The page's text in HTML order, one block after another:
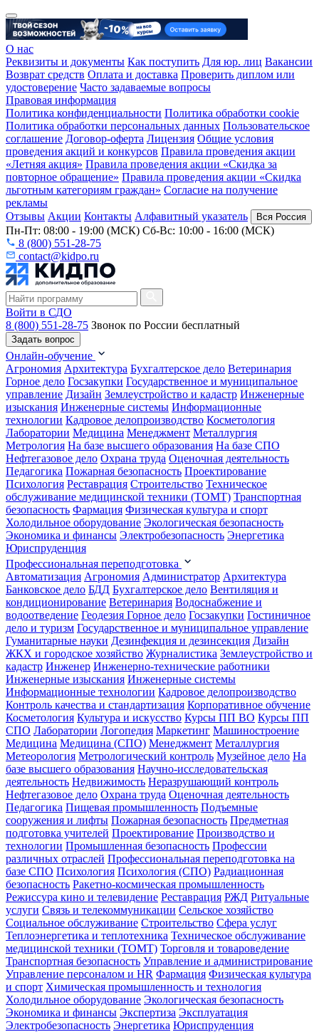
О нас
Реквизиты и документы Как поступить Для юр. лиц Вакансии
Возврат средств Оплата и доставка Проверить диплом или
удостоверение Часто задаваемые вопросы
Правовая информация
Политика конфиденциальности Политика обработки cookie
Политика обработки персональных данных Пользовательское
соглашение Договор-оферта Лицензия Общие условия
проведения акций и конкурсов Правила проведения акции
«Летняя акция» Правила проведения акции «Скидка за
повторное обращение» Правила проведения акции «Скидка
льготным категориям граждан» Согласие на получение
рекламы
Отзывы Акции Контакты Алфавитный указатель Вся Россия
Пн-Пт: 08:00 - 19:00 (МСК) Сб-Вс: 10:00 - 16:00 (МСК)
8 (800) 551-28-75
contact@kidpo.ru
Войти в СДО
8 (800) 551-28-75 Звонок по России бесплатный
Задать вопрос
Онлайн-обучение
Агрономия Архитектура Бухгалтерское дело Ветеринария
Горное дело Госзакупки Государственное и муниципальное
управление Дизайн Землеустройство и кадастр Инженерные
изыскания Инженерные системы Информационные
технологии Кадровое делопроизводство Косметология
Лаборатории Медицина Менеджмент Металлургия
Метрология На базе высшего образования На базе СПО
Нефтегазовое дело Охрана труда Оценочная деятельность
Педагогика Пожарная безопасность Проектирование
Психология Реставрация Строительство Техническое
обслуживание медицинской техники (ТОМТ) Транспортная
безопасность Фармация Физическая культура и спорт
Холодильное оборудование Экологическая безопасность
Экономика и финансы Электробезопасность Энергетика
Юриспруденция
Профессиональная переподготовка
Автоматизация Агрономия Администратор Архитектура
Банковское дело БДД Бухгалтерское дело Вентиляция и
кондиционирование Ветеринария Водоснабжение и
водоотведение Геодезия Горное дело Госзакупки Гостиничное
дело и туризм Государственное и муниципальное управление
Гуманитарные науки Дезинфекция и дезинсекция Дизайн
ЖКХ и городское хозяйство Журналистика Землеустройство и
кадастр Инженер Инженерно-технические работники
Инженерные изыскания Инженерные системы
Информационные технологии Кадровое делопроизводство
Контроль качества и стандартизация Корпоративное обучение
Косметология Культура и искусство Курсы ПП ВО Курсы ПП
СПО Лаборатории Логопедия Маркетинг Машиностроение
Медицина Медицина (СПО) Менеджмент Металлургия
Метеорология Метрологический контроль Музейное дело На
базе высшего образования Научно-исследовательская
деятельность Недвижимость Неразрушающий контроль
Нефтегазовое дело Охрана труда Оценочная деятельность
Педагогика Пищевая промышленность Подъемные
сооружения и лифты Пожарная безопасность Предметная
подготовка учителей Проектирование Производство и
технологии Промышленная безопасность Профессии
различных отраслей Профессиональная переподготовка на
базе СПО Психология Психология (СПО) Радиационная
безопасность Ракетно-космическая промышленность
Режиссура кино и телевидение Реставрация РЖД Ритуальные
услуги Связь и телекоммуникации Сельское хозяйство
Социальное обслуживание Строительство Сфера услуг
Теплоэнергетика и теплотехника Техническое обслуживание
медицинской техники (ТОМТ) Торговля и товароведение
Транспортная безопасность Управление и администрирование
Управление персоналом и HR Фармация Физическая культура
и спорт Химическая промышленность и технология
Холодильное оборудование Экологическая безопасность
Экономика и финансы Экспертиза Эксплуатация
Электробезопасность Энергетика Юриспруденция